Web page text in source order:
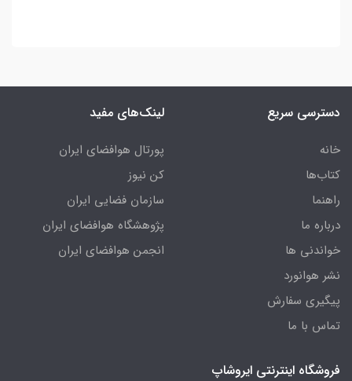
دسترسی سریع
خانه
کتاب‌ها
راهنما
درباره ما
خواندنی ها
نشر هوانورد
پیگیری سفارش
تماس با ما
لینک‌های مفید
پورتال هوافضای ایران
کن نیوز
سازمان فضایی ایران
پژوهشگاه هوافضای ایران
انجمن هوافضای ایران
فروشگاه اینترنتی ایروشاپ